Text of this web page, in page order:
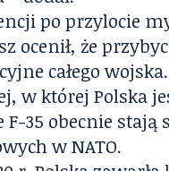
po przylocie
ocenił, że
całego
w której Polska
35 obecnie
w NATO.